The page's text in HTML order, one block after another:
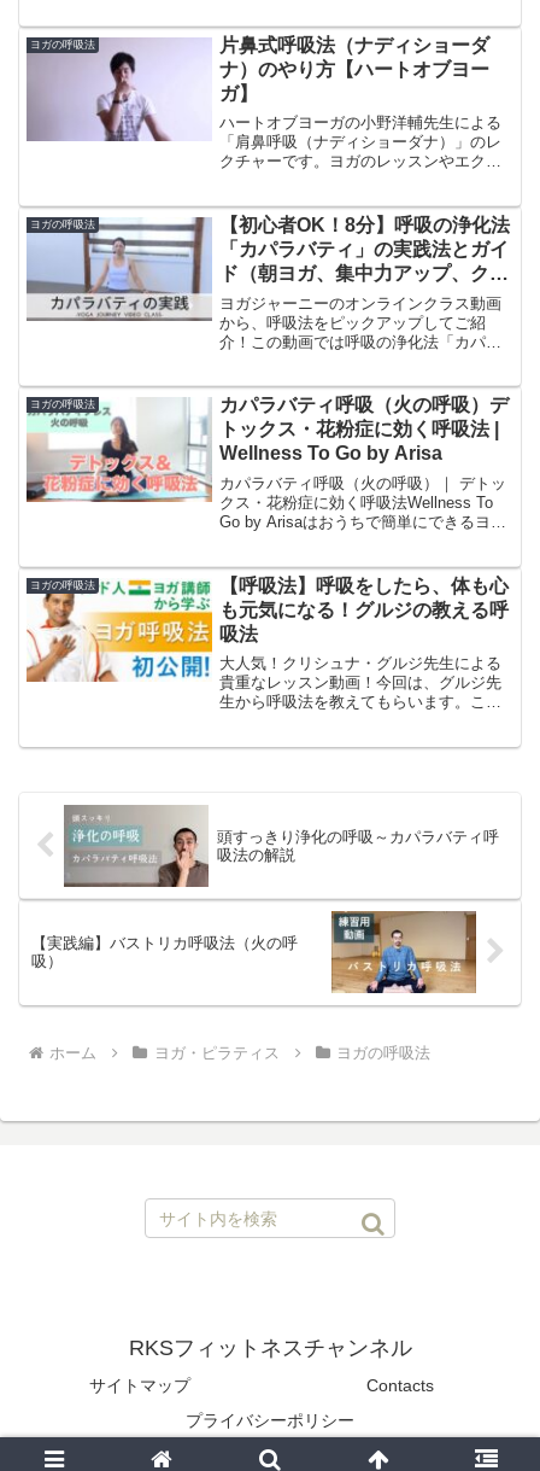
やり方を紹介しました。バレエヨガイン
ストラクター 三科絵理ブ...
ヨガの呼吸法
片鼻式呼吸法（ナディショーダ
ナ）のやり方【ハートオブヨー
ガ】
ハートオブヨーガの小野洋輔先生による
「肩鼻呼吸（ナディショーダナ）」のレ
クチャーです。ヨガのレッスンやエクサ
野洋輔のハートオブヨーガ】再生リスト
はこちら〜＊〜＊〜＊〜＊...
ヨガの呼吸法
【初心者OK！8分】呼吸の浄化法
「カパラバティ」の実践法とガイ
ド（朝ヨガ、集中力アップ、クレ
ンジング）
ヨガジャーニーのオンラインクラス動画
から、呼吸法をピックアップしてご紹
介！この動画では呼吸の浄化法「カパラ
頭蓋骨」という意味の言葉です。練習す
ることによって呼吸の通り道...
ヨガの呼吸法
カパラバティ呼吸（火の呼吸）デ
トックス・花粉症に効く呼吸法 |
Wellness To Go by Arisa
カパラバティ呼吸（火の呼吸）｜ デトッ
クス・花粉症に効く呼吸法Wellness To
Go by Arisaはおうちで簡単にできるヨガ
曜、午前9時15分- 無料ラ...
ヨガの呼吸法
【呼吸法】呼吸をしたら、体も心
も元気になる！グルジの教える呼
吸法
大人気！クリシュナ・グルジ先生による
貴重なレッスン動画！今回は、グルジ先
生から呼吸法を教えてもらいます。この
頭すっきり浄化の呼吸～カパラバティ呼
吸法の解説
【実践編】バストリカ呼吸法（火の呼
吸）
ホーム ヨガ・ピラティス ヨガの呼吸法
RKSフィットネスチャンネル
サイトマップ
Contacts
プライバシーポリシー
© 2020 RKSフィットネスチャンネル.